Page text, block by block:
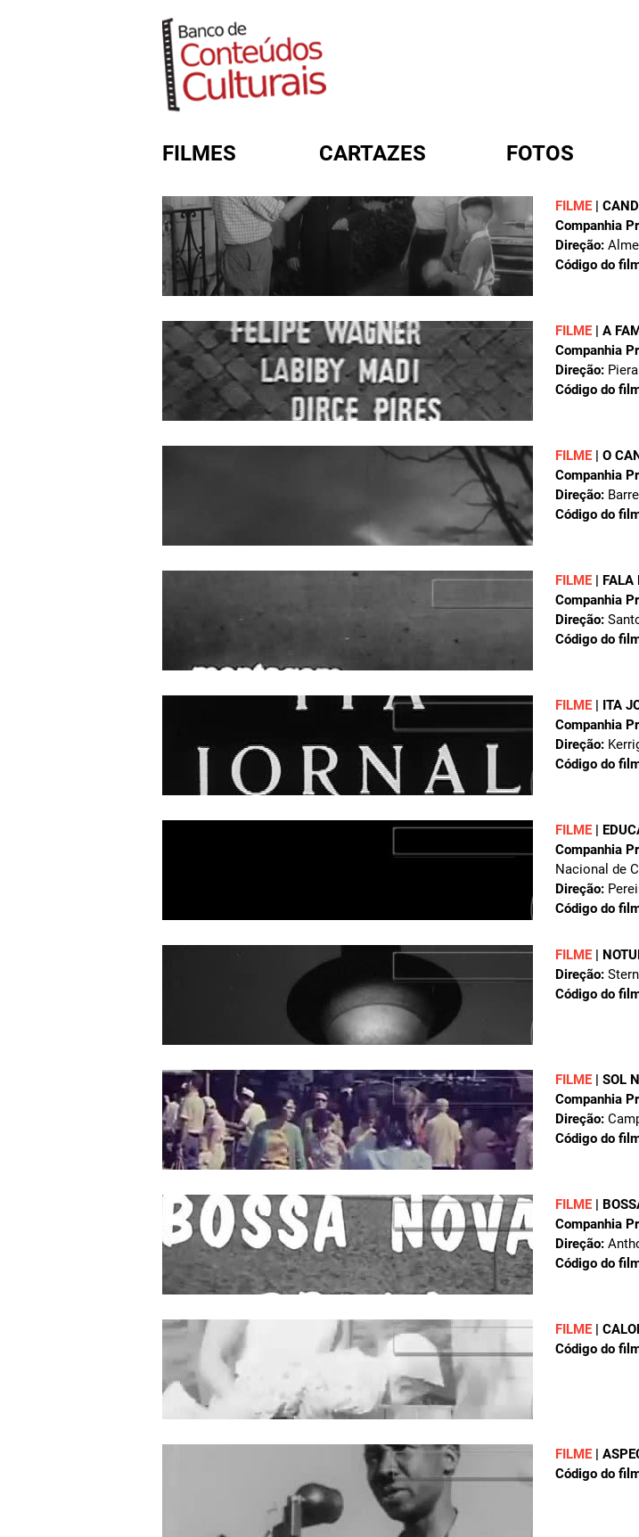
FILMES CARTAZES FOTOS
FILME |
Companhia
Direção:
Código do
FILME | A
Companhia
Direção:
Código do
FILME | O
Companhia
Direção:
Código do
FILME | FALA
Companhia
Direção:
Código do
FILME | ITA
Companhia
Direção:
Código do
FILME |
Companhia
Nacional de
Direção:
Código do
FILME |
Direção:
Código do
FILME | SOL
Companhia
Direção:
Código do
FILME |
Companhia
Direção:
Código do
FILME |
Código do
FILME |
Código do
FORMULÁRIO DE BUSCA